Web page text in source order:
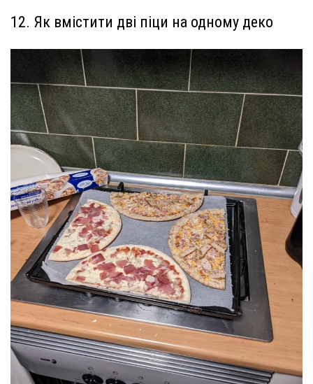
12. Як вмістити дві піци на одному деко